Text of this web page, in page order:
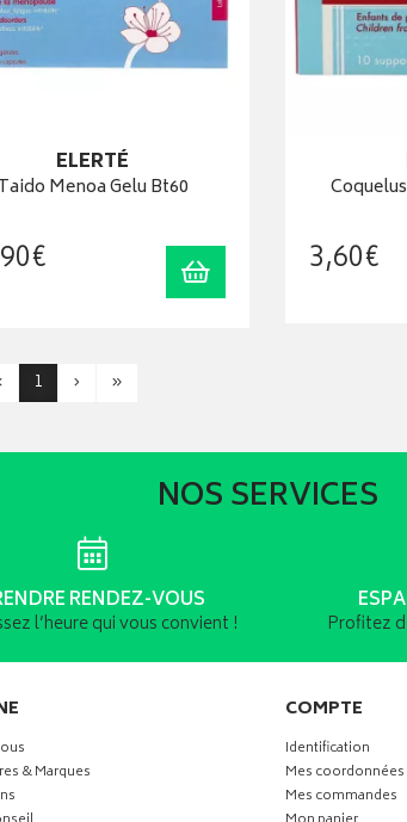
ELERTÉ
Menoa Gelu Bt60
90€ Ajouter au panier
3,60€
1 › »
NOS SERVICES
RENDEZ-VOUS
l’heure qui vous convient ! Profitez
& Marques
COMPTE
Identification
Mes coordonnées
Mes commandes